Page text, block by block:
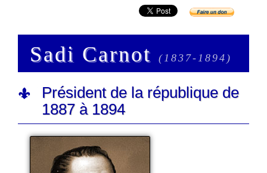
Sadi Carnot (1837-1894)
Président de la république de
1887 à 1894